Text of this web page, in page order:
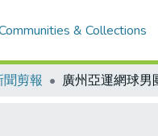
& Collections
剪報